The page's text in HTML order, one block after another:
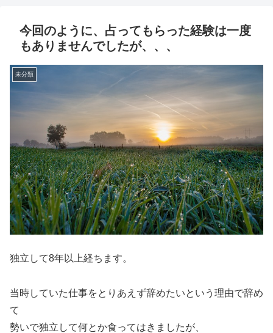
今回のように、占ってもらった経験は一度
もありませんでしたが、、、
未分類
独立して8年以上経ちます。
当時していた仕事をとりあえず辞めたいという理由で辞め
て
勢いで独立して何とか食ってはきましたが、